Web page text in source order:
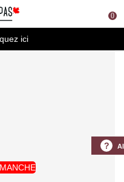
ici
0
?